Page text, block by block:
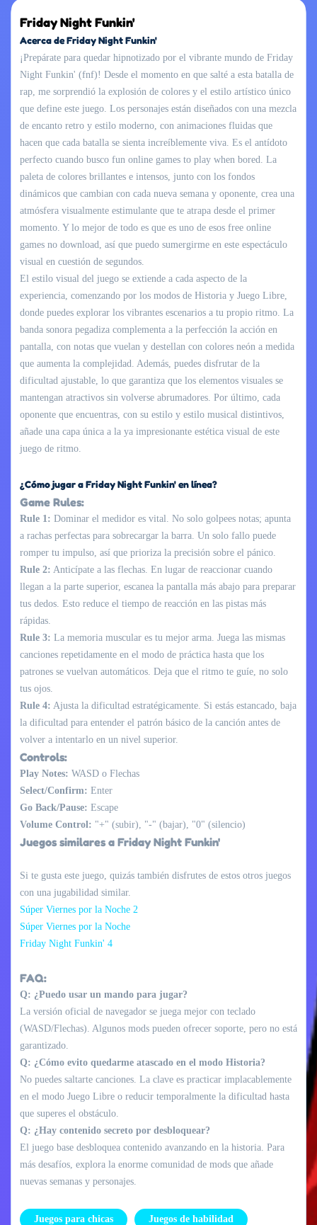
Friday Night Funkin'
Acerca de Friday Night Funkin'
¡Prepárate para quedar hipnotizado por el vibrante mundo de Friday
Night Funkin' (fnf)! Desde el momento en que salté a esta batalla de
rap, me sorprendió la explosión de colores y el estilo artístico único
que define este juego. Los personajes están diseñados con una mezcla
de encanto retro y estilo moderno, con animaciones fluidas que
hacen que cada batalla se sienta increíblemente viva. Es el antídoto
perfecto cuando busco fun online games to play when bored. La
paleta de colores brillantes e intensos, junto con los fondos
dinámicos que cambian con cada nueva semana y oponente, crea una
atmósfera visualmente estimulante que te atrapa desde el primer
momento. Y lo mejor de todo es que es uno de esos free online
games no download, así que puedo sumergirme en este espectáculo
visual en cuestión de segundos.
El estilo visual del juego se extiende a cada aspecto de la
experiencia, comenzando por los modos de Historia y Juego Libre,
donde puedes explorar los vibrantes escenarios a tu propio ritmo. La
banda sonora pegadiza complementa a la perfección la acción en
pantalla, con notas que vuelan y destellan con colores neón a medida
que aumenta la complejidad. Además, puedes disfrutar de la
dificultad ajustable, lo que garantiza que los elementos visuales se
mantengan atractivos sin volverse abrumadores. Por último, cada
oponente que encuentras, con su estilo y estilo musical distintivos,
añade una capa única a la ya impresionante estética visual de este
juego de ritmo.
¿Cómo jugar a Friday Night Funkin' en línea?
Game Rules:
Rule 1: Dominar el medidor es vital. No solo golpees notas; apunta
a rachas perfectas para sobrecargar la barra. Un solo fallo puede
romper tu impulso, así que prioriza la precisión sobre el pánico.
Rule 2: Anticípate a las flechas. En lugar de reaccionar cuando
llegan a la parte superior, escanea la pantalla más abajo para preparar
tus dedos. Esto reduce el tiempo de reacción en las pistas más
rápidas.
Rule 3: La memoria muscular es tu mejor arma. Juega las mismas
canciones repetidamente en el modo de práctica hasta que los
patrones se vuelvan automáticos. Deja que el ritmo te guíe, no solo
tus ojos.
Rule 4: Ajusta la dificultad estratégicamente. Si estás estancado, baja
la dificultad para entender el patrón básico de la canción antes de
volver a intentarlo en un nivel superior.
Controls:
Play Notes: WASD o Flechas
Select/Confirm: Enter
Go Back/Pause: Escape
Volume Control: "+" (subir), "-" (bajar), "0" (silencio)
Juegos similares a Friday Night Funkin'
Si te gusta este juego, quizás también disfrutes de estos otros juegos
con una jugabilidad similar.
Súper Viernes por la Noche 2
Súper Viernes por la Noche
Friday Night Funkin' 4
FAQ:
Q: ¿Puedo usar un mando para jugar?
La versión oficial de navegador se juega mejor con teclado
(WASD/Flechas). Algunos mods pueden ofrecer soporte, pero no está
garantizado.
Q: ¿Cómo evito quedarme atascado en el modo Historia?
No puedes saltarte canciones. La clave es practicar implacablemente
en el modo Juego Libre o reducir temporalmente la dificultad hasta
que superes el obstáculo.
Q: ¿Hay contenido secreto por desbloquear?
El juego base desbloquea contenido avanzando en la historia. Para
más desafíos, explora la enorme comunidad de mods que añade
nuevas semanas y personajes.
Juegos para chicas Juegos de habilidad